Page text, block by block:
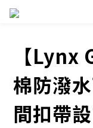
【Lynx
棉防潑
間扣帶